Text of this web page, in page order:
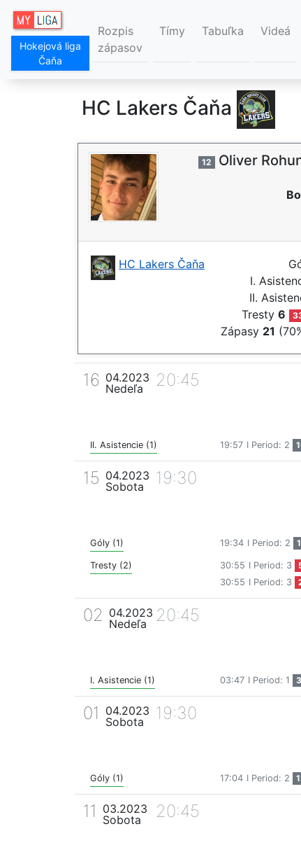
Hokejová liga
Čaňa
Rozpis
zápasov
Tímy Tabuľka Videá
HC Lakers Čaňa
12 Oliver
HC Lakers Čaňa
I.
II.
Tresty6
Zápasy 21
16 04.2023
Nedeľa
20:45
II. Asistencie (1) 19:57 I Period: 2
15 04.2023
Sobota
19:30
Góly (1) 19:34 I Period: 2
Tresty (2) 30:55 I Period: 3
30:55 I Period: 3
02 04.2023
Nedeľa
20:45
I. Asistencie (1) 03:47 I Period: 1
01
04.2023
Sobota
19:30
Góly (1) 17:04 I Period: 2
11
03.2023
Sobota
20:45